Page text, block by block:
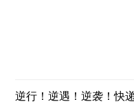
逆行！逆遇！逆袭！快